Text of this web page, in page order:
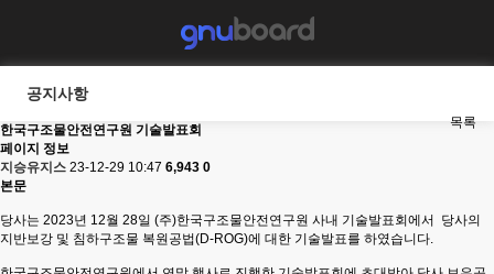
공지사항
목록
한국구조물안전연구원 기술발표회
페이지 정보
지승유지스 23-12-29 10:47 6,943 0
본문
당사는 2023년 12월 28일 (주)한국구조물안전연구원 사내 기술발표회에서 당사의
지반보강 및 침하구조물 복원공법(D-ROG)에 대한 기술발표를 하였습니다.